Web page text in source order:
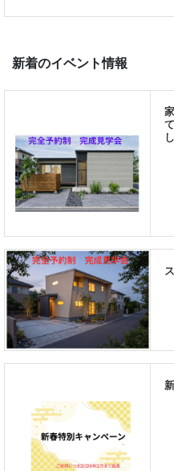
家づくりこぼれ話！
新着のイベント情報